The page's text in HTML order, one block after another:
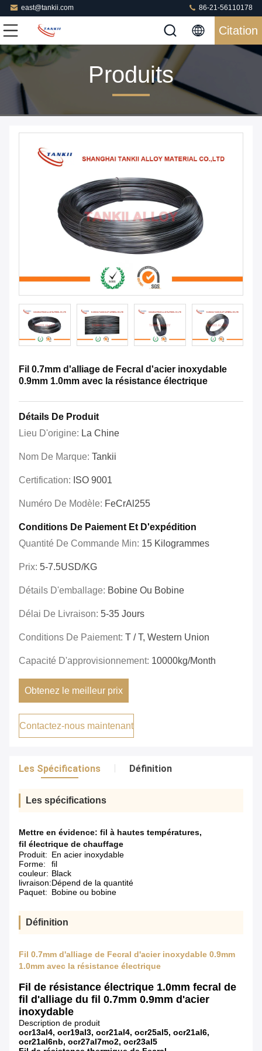
east@tankii.com 86-21-56110178
Citation
Produits
Fil 0.7mm d'alliage de Fecral d'acier inoxydable
0.9mm 1.0mm avec la résistance électrique
Détails De Produit
Lieu D'origine: La Chine
Nom De Marque: Tankii
Certification: ISO 9001
Numéro De Modèle: FeCrAl255
Conditions De Paiement Et D'expédition
Quantité De Commande Min: 15 Kilogrammes
Prix: 5-7.5USD/KG
Détails D'emballage: Bobine Ou Bobine
Délai De Livraison: 5-35 Jours
Conditions De Paiement: T / T, Western Union
Capacité D'approvisionnement: 10000kg/month
Obtenez le meilleur prix
Contactez-nous maintenant
Les Spécifications Définition
Les spécifications
Mettre en évidence: fil à hautes températures,
fil électrique de chauffage
Produit: En acier inoxydable
Forme:
fil
couleur: Black
livraison:Dépend de la quantité
Paquet: Bobine ou bobine
Définition
Fil 0.7mm d'alliage de Fecral d'acier inoxydable 0.9mm
1.0mm avec la résistance électrique
Fil de résistance électrique 1.0mm fecral de
fil d'alliage du fil 0.7mm 0.9mm d'acier
inoxydable
Description de produit
ocr13al4, ocr19al3, ocr21al4, ocr25al5, ocr21al6,
ocr21al6nb, ocr27al7mo2, ocr23al5